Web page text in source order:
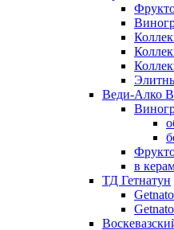
Веди-Алко
в
ТД Гетнатун